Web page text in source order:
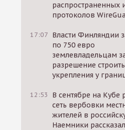
распространенных
протоколов
17:07 Власти Финляндии
по 750 евро
землевладельцам
разрешение строить
укрепления у
12:53
В сентябре на Кубе
сеть вербовки
жителей в
Наемники